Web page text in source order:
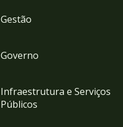
Gestão
Governo
Infraestrutura e Serviços
Públicos